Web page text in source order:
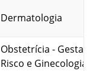
Dermatologia
Obstetrícia -
Risco e Ginecologia